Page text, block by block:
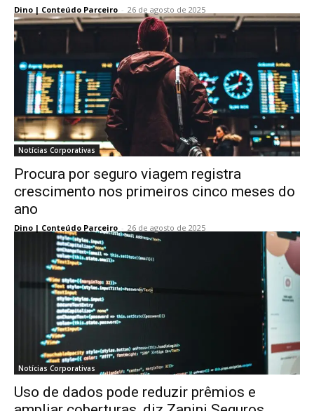
Dino | Conteúdo Parceiro - 26 de agosto de 2025
Notícias Corporativas
Procura por seguro viagem registra
crescimento nos primeiros cinco meses do
ano
Dino | Conteúdo Parceiro - 26 de agosto de 2025
Notícias Corporativas
Uso de dados pode reduzir prêmios e